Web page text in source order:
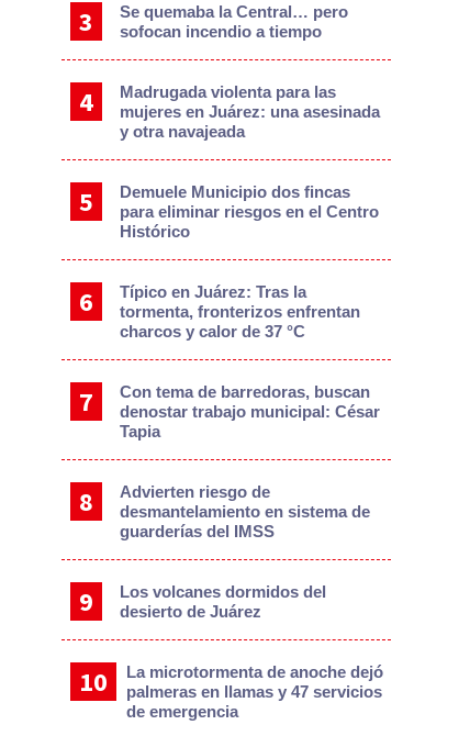
Se quemaba la Central… pero
sofocan incendio a tiempo
Madrugada violenta para las
mujeres en Juárez: una asesinada
y otra navajeada
Demuele Municipio dos fincas
para eliminar riesgos en el Centro
Histórico
Típico en Juárez: Tras la
tormenta, fronterizos enfrentan
charcos y calor de 37 °C
Con tema de barredoras, buscan
denostar trabajo municipal: César
Tapia
Advierten riesgo de
desmantelamiento en sistema de
guarderías del IMSS
Los volcanes dormidos del
desierto de Juárez
La microtormenta de anoche dejó
palmeras en llamas y 47 servicios
de emergencia